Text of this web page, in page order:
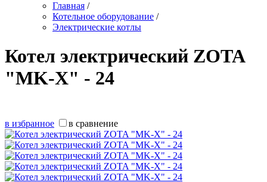
Главная /
Котельное оборудование /
Электрические котлы
Котел электрический ZOTA
"MK-X" - 24
в избранное в сравнение